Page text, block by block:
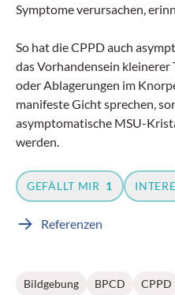
Symptome verursachen,
So hat die CPPD auch
das Vorhandensein
oder Ablagerungen im
manifeste Gicht sprechen,
asymptomatische MSU-
werden.
GEFÄLLT MIR 1
Referenzen
Bildgebung BPCD CPPD